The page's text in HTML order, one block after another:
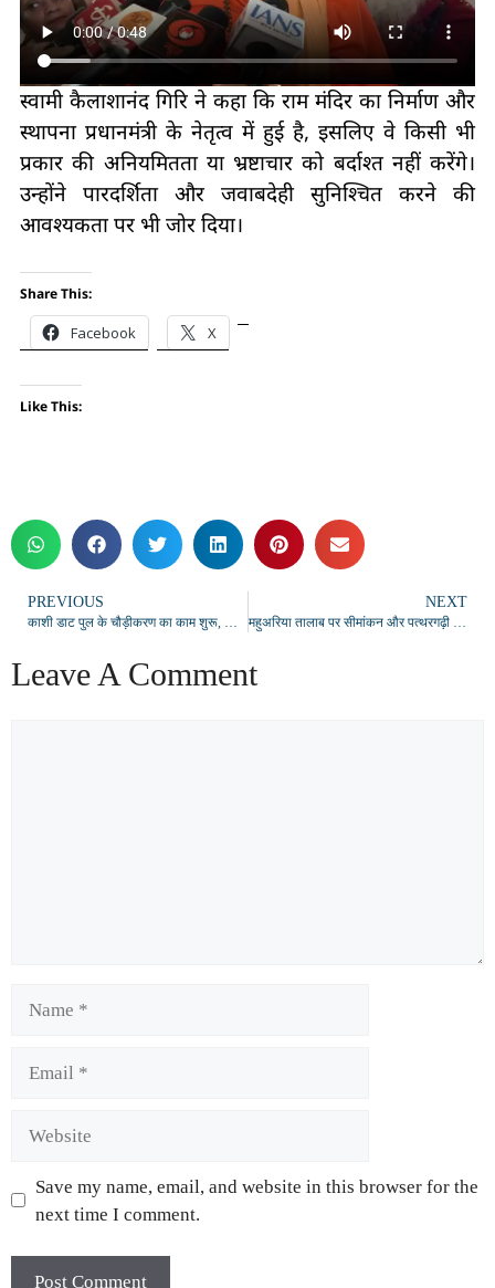
स्वामी कैलाशानंद गिरि ने कहा कि राम मंदिर का निर्माण और
स्थापना प्रधानमंत्री के नेतृत्व में हुई है, इसलिए वे किसी भी
प्रकार की अनियमितता या भ्रष्टाचार को बर्दाश्त नहीं करेंगे।
उन्होंने पारदर्शिता और जवाबदेही सुनिश्चित करने की
आवश्यकता पर भी जोर दिया।
Share This:
Facebook X
Like This:
PREVIOUS NEXT
Leave A Comment
Save my name, email, and website in this browser for the
next time I comment.